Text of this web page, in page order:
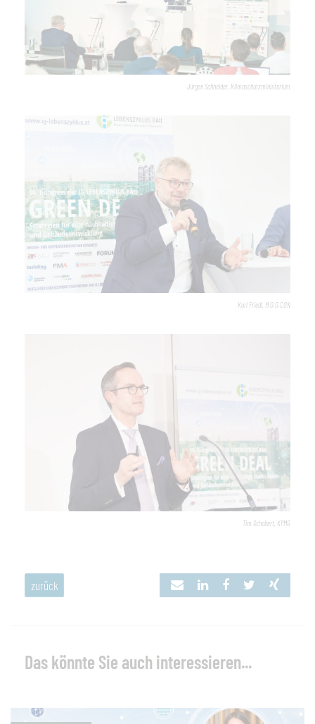
Jürgen Schneider, Klimaschutzministerium
Karl Friedl, M.O.O.CON
Tim Schabert, KPMG
zurück
Das könnte Sie auch interessieren...